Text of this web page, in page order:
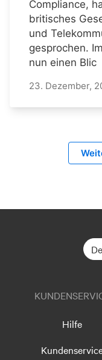
Compliance,
britisches
und
gesprochen.
nun einen Blic
23. Dezember,
Hilfe